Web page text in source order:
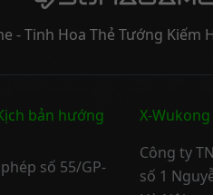
- Tinh Hoa Thẻ Tướng Kiếm
bản hướng
số 55/GP-
X-Wukong
Công ty
số 1